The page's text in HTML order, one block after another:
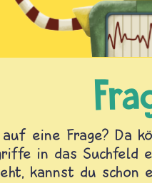
eine Frage? Da
in das Suchfeld
kannst du schon